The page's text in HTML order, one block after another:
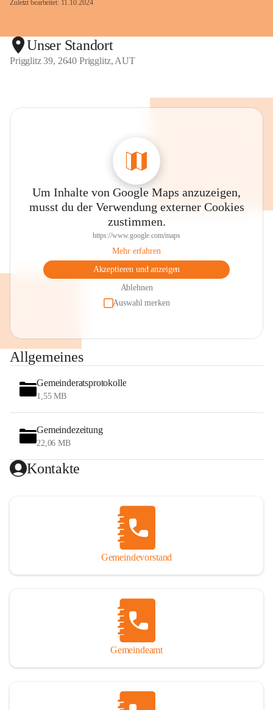
Zuletzt bearbeitet: 11.10.2024
Unser Standort
Prigglitz 39, 2640 Prigglitz, AUT
Um Inhalte von Google Maps anzuzeigen,
musst du der Verwendung externer Cookies
zustimmen.
https://www.google.com/maps
Mehr erfahren
Akzeptieren und anzeigen
Ablehnen
Auswahl merken
Allgemeines
Gemeinderatsprotokolle
1,55 MB
Gemeindezeitung
22,06 MB
Kontakte
Gemeindevorstand
Gemeindeamt